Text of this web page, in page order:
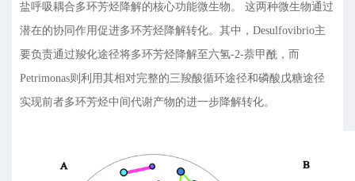
盐呼吸耦合多环芳烃降解的核心功能微生物。 这两种微生物通过
潜在的协同作用促进多环芳烃降解转化。其中，Desulfovibrio主
要负责通过羧化途径将多环芳烃降解至六氢-2-萘甲酰，而
Petrimonas则利用其相对完整的三羧酸循环途径和磷酸戊糖途径
实现前者多环芳烃中间代谢产物的进一步降解转化。